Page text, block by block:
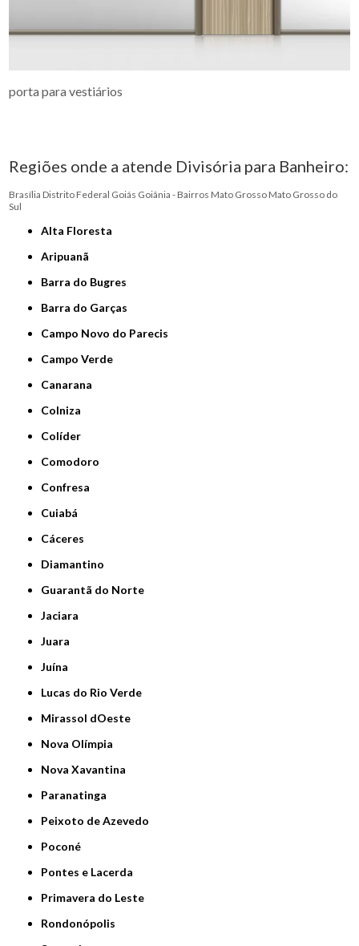
porta para vestiários
Regiões onde a atende Divisória para Banheiro:
Brasília Distrito Federal Goiás Goiânia - Bairros Mato Grosso Mato Grosso do
Sul
Alta Floresta
Aripuanã
Barra do Bugres
Barra do Garças
Campo Novo do Parecis
Campo Verde
Canarana
Colniza
Colíder
Comodoro
Confresa
Cuiabá
Cáceres
Diamantino
Guarantã do Norte
Jaciara
Juara
Juína
Lucas do Rio Verde
Mirassol dOeste
Nova Olímpia
Nova Xavantina
Paranatinga
Peixoto de Azevedo
Poconé
Pontes e Lacerda
Primavera do Leste
Rondonópolis